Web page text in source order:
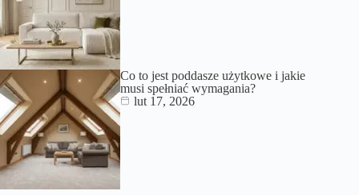
Co to jest poddasze użytkowe i jakie
musi spełniać wymagania?
lut 17, 2026